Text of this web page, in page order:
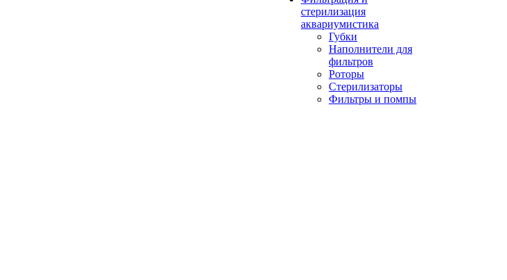
стерилизация
аквариумистика
Губки
Наполнители для
фильтров
Роторы
Стерилизаторы
Фильтры и помпы